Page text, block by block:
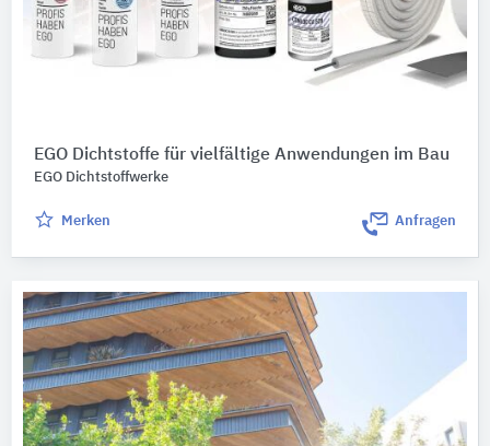
EGO Dichtstoffe für vielfältige Anwendungen im Bau
EGO Dichtstoffwerke
Merken Anfragen